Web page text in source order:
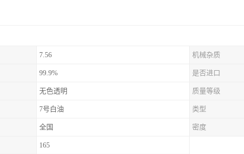
7.56 机械杂质
99.9% 是否进口
无色透明 质量等级
7号白油 类型
全国 密度
165